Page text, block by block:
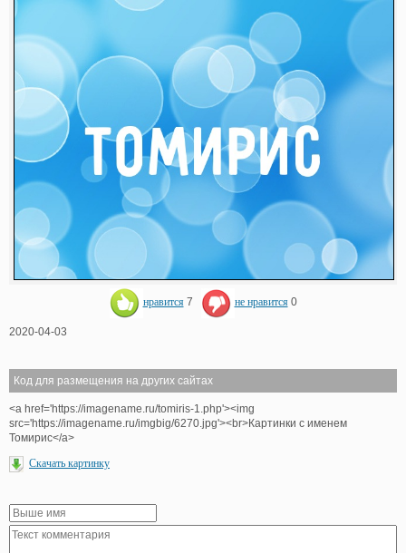
нравится 7 не нравится 0
2020-04-03
Код для размещения на других сайтах
<a href='https://imagename.ru/tomiris-1.php'><img
src='https://imagename.ru/imgbig/6270.jpg'><br>Картинки с именем
Томирис</a>
Скачать картинку